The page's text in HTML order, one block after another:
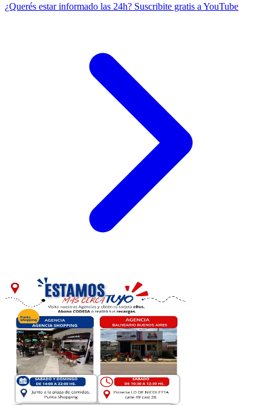
¿Querés estar informado las 24h? Suscribite gratis a YouTube